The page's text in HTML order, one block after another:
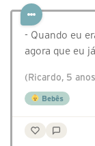
- Quando eu
agora que eu
(Ricardo, 5
Bebês